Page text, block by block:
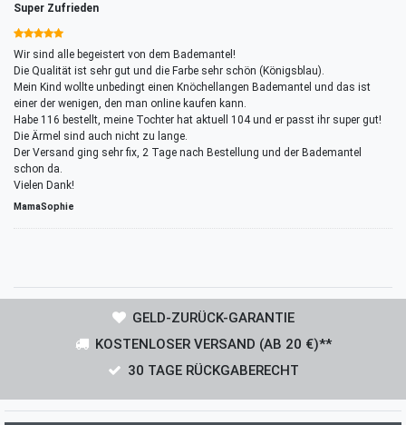
Super Zufrieden
Wir sind alle begeistert von dem Bademantel!
Die Qualität ist sehr gut und die Farbe sehr schön (Königsblau).
Mein Kind wollte unbedingt einen Knöchellangen Bademantel und das ist
einer der wenigen, den man online kaufen kann.
Habe 116 bestellt, meine Tochter hat aktuell 104 und er passt ihr super gut!
Die Ärmel sind auch nicht zu lange.
Der Versand ging sehr fix, 2 Tage nach Bestellung und der Bademantel
schon da.
Vielen Dank!
MamaSophie
GELD-ZURÜCK-GARANTIE
KOSTENLOSER VERSAND (AB 20 €)**
30 TAGE RÜCKGABERECHT